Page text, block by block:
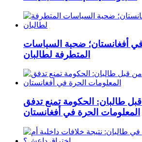
في أفغانستان؛ ضحية السياسات
المتطرفة لطالبان
طالبان: الحكومة تمنع تدفق
المعلومات الحرة في أفغانستان